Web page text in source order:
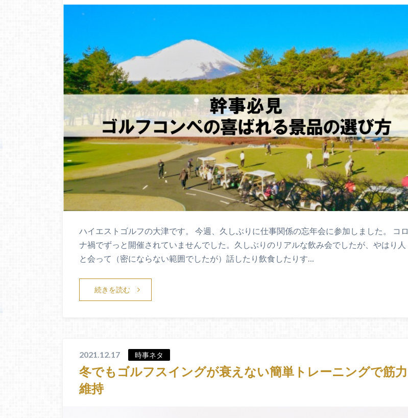
ハイエストゴルフの大津です。 今週、久しぶりに仕事関係の忘年会に参加しました。 コロ
ナ禍でずっと開催されていませんでした。久しぶりのリアルな飲み会でしたが、やはり人
と会って（密にならない範囲でしたが）話したり飲食したりす…
続きを読む
2021.12.17 時事ネタ
冬でもゴルフスイングが衰えない簡単トレーニングで筋力
維持